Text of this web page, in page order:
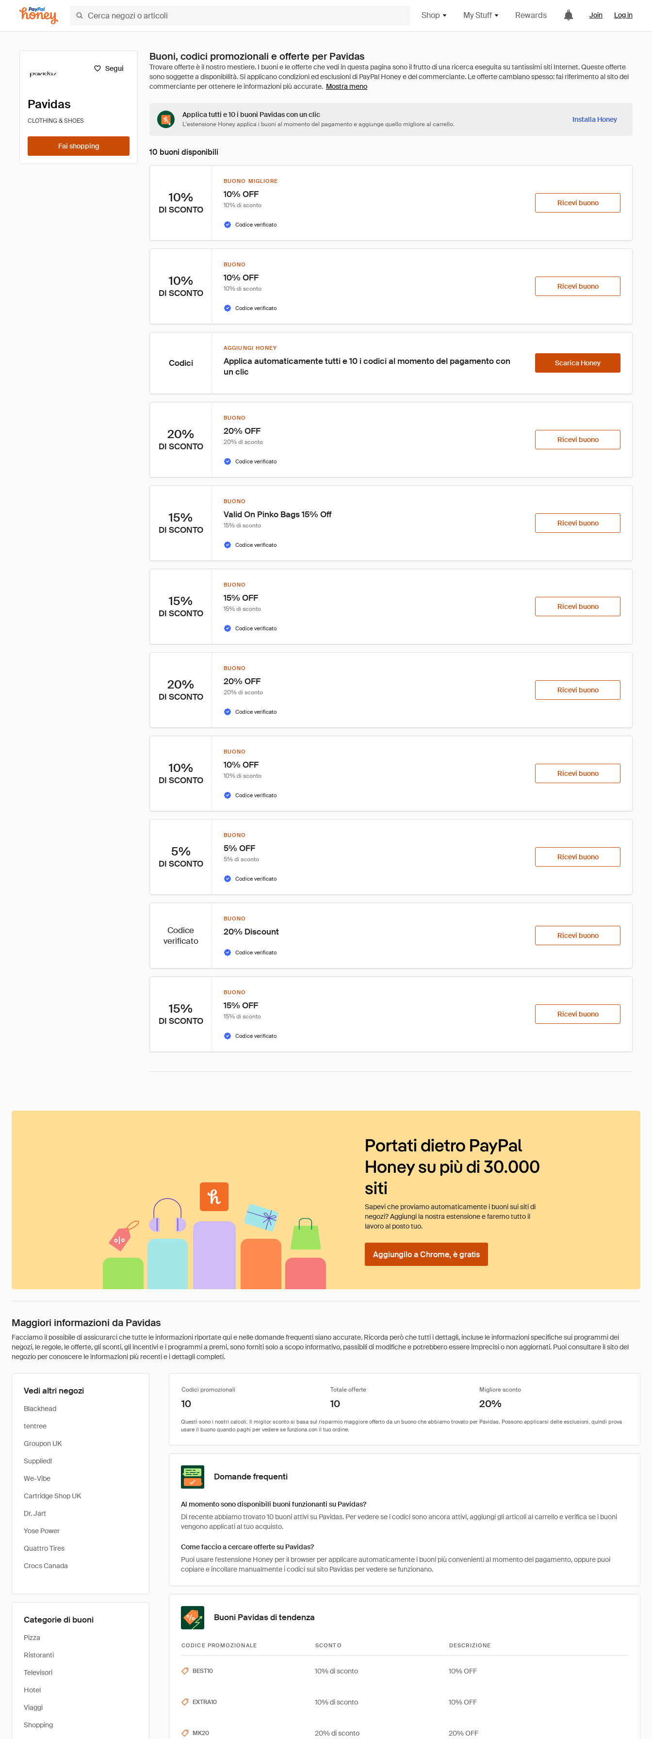
Shop My Stuff Rewards Join Log in
Segui
Pavidas
CLOTHING & SHOES
Fai shopping
Buoni, codici promozionali e offerte per Pavidas
Mostra meno
Applica tutti e 10 i buoni Pavidas con un clic
L'estensione Honey applica i buoni al momento del pagamento e aggiunge quello migliore al carrello.
Installa Honey
10 buoni disponibili
10%
DI SCONTO
BUONO MIGLIORE
10% OFF
10% di sconto
Codice verificato
Ricevi buono
10%
DI SCONTO
BUONO
10% OFF
10% di sconto
Codice verificato
Ricevi buono
Codici
AGGIUNGI HONEY
Applica automaticamente tutti e 10 i codici al momento del pagamento con
un clic
Scarica Honey
20%
DI SCONTO
BUONO
20% OFF
20% di sconto
Codice verificato
Ricevi buono
15%
DI SCONTO
BUONO
Valid On Pinko Bags 15% Off
15% di sconto
Codice verificato
Ricevi buono
15%
DI SCONTO
BUONO
15% OFF
15% di sconto
Codice verificato
Ricevi buono
20%
DI SCONTO
BUONO
20% OFF
20% di sconto
Codice verificato
Ricevi buono
10%
DI SCONTO
BUONO
10% OFF
10% di sconto
Codice verificato
Ricevi buono
5%
DI SCONTO
BUONO
5% OFF
5% di sconto
Codice verificato
Ricevi buono
Codice
verificato
BUONO
20% Discount
Codice verificato
Ricevi buono
15%
DI SCONTO
BUONO
15% OFF
15% di sconto
Codice verificato
Ricevi buono
Portati dietro PayPal
Honey su più di 30.000
siti
Sapevi che proviamo automaticamente i buoni sui siti di
negozi? Aggiungi la nostra estensione e faremo tutto il
lavoro al posto tuo.
Aggiungilo a Chrome, è gratis
Maggiori informazioni da Pavidas
Facciamo il possibile di assicurarci che tutte le informazioni riportate qui e nelle domande frequenti siano accurate. Ricorda però che tutti i dettagli, incluse le informazioni specifiche sui programmi dei
negozi, le regole, le offerte, gli sconti, gli incentivi e i programmi a premi, sono forniti solo a scopo informativo, passibili di modifiche e potrebbero essere imprecisi o non aggiornati. Puoi consultare il sito del
negozio per conoscere le informazioni più recenti e i dettagli completi.
Vedi altri negozi
Blackhead
tentree
Groupon UK
Supplied!
We-Vibe
Cartridge Shop UK
Dr. Jart
Yose Power
Quattro Tires
Crocs Canada
Categorie di buoni
Pizza
Ristoranti
Televisori
Hotel
Viaggi
Shopping
Codici promozionali Totale offerte Migliore sconto
10 10 20%
Domande frequenti
Al momento sono disponibili buoni funzionanti su Pavidas?
Di recente abbiamo trovato 10 buoni attivi su Pavidas. Per vedere se i codici sono ancora attivi, aggiungi gli articoli al carrello e verifica se i buoni
vengono applicati al tuo acquisto.
Come faccio a cercare offerte su Pavidas?
Puoi usare l'estensione Honey per il browser per applicare automaticamente i buoni più convenienti al momento del pagamento, oppure puoi
copiare e incollare manualmente i codici sul sito Pavidas per vedere se funzionano.
Buoni Pavidas di tendenza
CODICE PROMOZIONALE SCONTO DESCRIZIONE
BEST10 10% di sconto 10% OFF
EXTRA10 10% di sconto 10% OFF
MK20 20% di sconto 20% OFF